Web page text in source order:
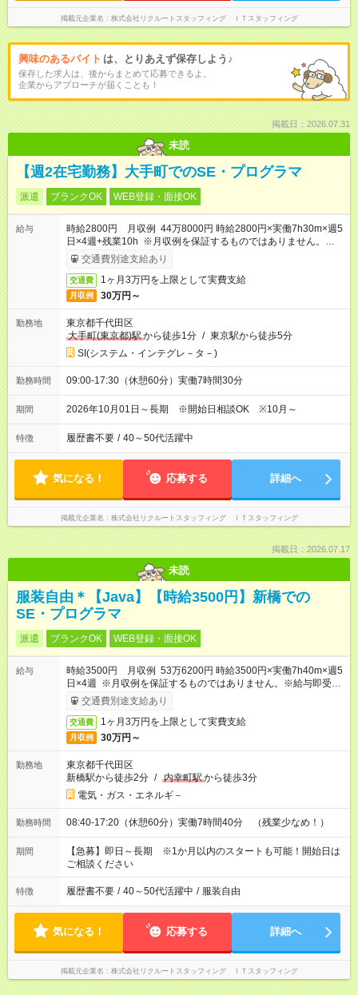
掲載元企業名 株式会社リクルートスタッフィング ＩＴスタッフィング
興味のあるバイト は、とりあえず保存しよう♪
保存した求人は、後からまとめて応募できるよ。
企業からアプローチが届くことも！
掲載日：2026.07.31
未読
【週2在宅勤務】大手町でのSE・プログラマ
派遣 ブランクOK WEB登録・面接OK
給与
時給2800円 月収例 44万8000円 時給2800円×実働7h30m×週5
日×4週+残業10h ※月収例を保証するものではありません。※給
与即受取りサービス利用可（利用条件有）
交通費別途支給あり
交通費 1ヶ月3万円を上限として実費支給
月収例 30万円～
勤務地
東京都千代田区
大手町(東京都)駅から徒歩1分 / 東京駅から徒歩5分
SI(システム・インテグレ－タ－)
勤務時間 09:00-17:30（休憩60分）実働7時間30分
期間 2026年10月01日～長期 ※開始日相談OK ※10月～
特徴 履歴書不要 / 40～50代活躍中
気になる！ 応募する 詳細へ
掲載元企業名 株式会社リクルートスタッフィング ＩＴスタッフィング
掲載日：2026.07.17
未読
服装自由＊【Java】【時給3500円】新橋での
SE・プログラマ
派遣 ブランクOK WEB登録・面接OK
給与
時給3500円 月収例 53万6200円 時給3500円×実働7h40m×週5
日×4週 ※月収例を保証するものではありません。※給与即受取
りサービス利用可（利用条件有）
交通費別途支給あり
交通費 1ヶ月3万円を上限として実費支給
月収例 30万円～
勤務地
東京都千代田区
新橋駅から徒歩2分 / 内幸町駅から徒歩3分
電気・ガス・エネルギ－
勤務時間 08:40-17:20（休憩60分）実働7時間40分 （残業少なめ！）
期間
【急募】即日～長期 ※1か月以内のスタートも可能！開始日は
ご相談ください
特徴 履歴書不要 / 40～50代活躍中 / 服装自由
気になる！ 応募する 詳細へ
掲載元企業名 株式会社リクルートスタッフィング ＩＴスタッフィング